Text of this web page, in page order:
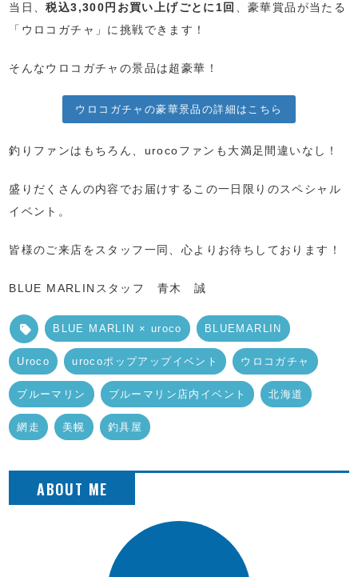
当日、税込3,300円お買い上げごとに1回
、豪華賞品が当たる
「ウロコガチャ」に挑戦できます！
そんなウロコガチャの景品は超豪華！
ウロコガチャの豪華景品の詳細はこちら
釣りファンはもちろん、urocoファンも大満足間違いなし！
盛りだくさんの内容でお届けするこの一日限りのスペシャル
イベント。
皆様のご来店をスタッフ一同、心よりお待ちしております！
BLUE MARLINスタッフ 青木 誠
BLUE MARLIN × uroco BLUEMARLIN
Uroco urocoポップアップイベント ウロコガチャ
ブルーマリン ブルーマリン店内イベント 北海道
網走 美幌 釣具屋